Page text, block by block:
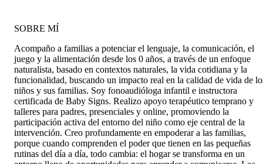
SOBRE MÍ
Acompaño a familias a potenciar el lenguaje, la comunicación, el
juego y la alimentación desde los 0 años, a través de un enfoque
naturalista, basado en contextos naturales, la vida cotidiana y la
funcionalidad, buscando un impacto real en la calidad de vida de
niños y sus familias. Soy fonoaudióloga infantil e instructora
certificada de Baby Signs. Realizo apoyo terapéutico temprano y
talleres para padres, presenciales y online, promoviendo la
participación activa del entorno del niño como eje central de la
intervención. Creo profundamente en empoderar a las familias,
porque cuando comprenden el poder que tienen en las pequeñas
rutinas del día a día, todo cambia: el hogar se transforma en un